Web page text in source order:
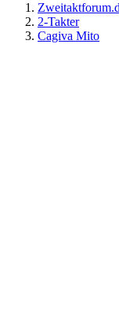
2-Takter
Cagiva Mito